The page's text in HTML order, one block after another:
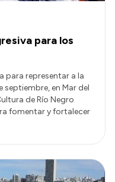
para los
para representar a la
septiembre, en Mar del
de Río Negro
fomentar y fortalecer